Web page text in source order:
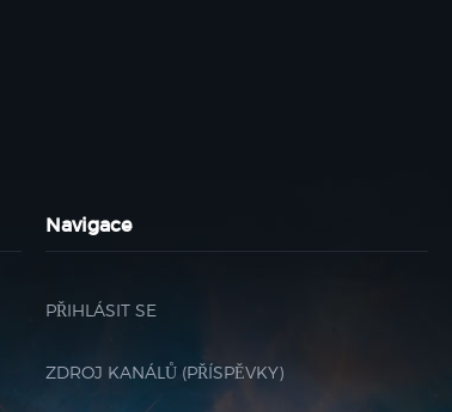
Navigace
PŘIHLÁSIT SE
ZDROJ KANÁLŮ (PŘÍSPĚVKY)